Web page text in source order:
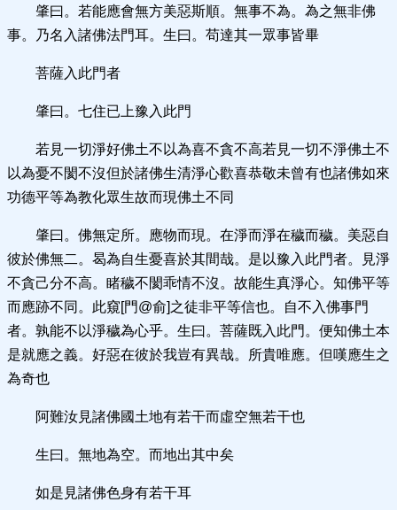
肇曰。若能應會無方美惡斯順。無事不為。為之無非佛
事。乃名入諸佛法門耳。生曰。苟達其一眾事皆畢
菩薩入此門者
肇曰。七住已上豫入此門
若見一切淨好佛土不以為喜不貪不高若見一切不淨佛土不
以為憂不閡不沒但於諸佛生清淨心歡喜恭敬未曾有也諸佛如來
功德平等為教化眾生故而現佛土不同
肇曰。佛無定所。應物而現。在淨而淨在穢而穢。美惡自
彼於佛無二。曷為自生憂喜於其間哉。是以豫入此門者。見淨
不貪己分不高。睹穢不閡乖情不沒。故能生真淨心。知佛平等
而應跡不同。此窺[門@俞]之徒非平等信也。自不入佛事門
者。孰能不以淨穢為心乎。生曰。菩薩既入此門。便知佛土本
是就應之義。好惡在彼於我豈有異哉。所貴唯應。但嘆應生之
為奇也
阿難汝見諸佛國土地有若干而虛空無若干也
生曰。無地為空。而地出其中矣
如是見諸佛色身有若干耳